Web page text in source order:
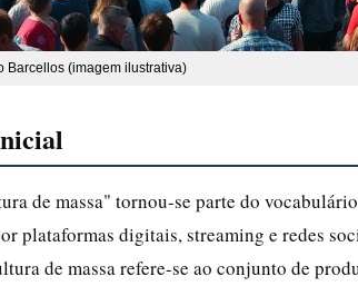
Barcellos (imagem ilustrativa)
de massa" tornou-se parte do
plataformas digitais, streaming e redes
de massa refere-se ao conjunto de